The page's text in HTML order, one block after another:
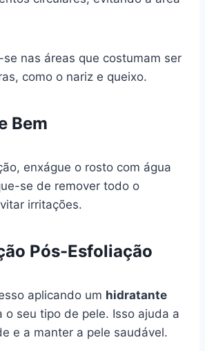
se nas áreas que costumam ser
como o nariz e queixo.
Bem
enxágue o rosto com água
se de remover todo o
irritações.
Pós-Esfoliação
aplicando um hidratante
o seu tipo de pele. Isso ajuda a
e a manter a pele saudável.